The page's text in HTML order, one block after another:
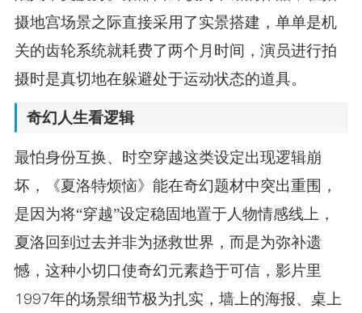
摄地宫场景之际直接采用了实景搭建，单单是机
关的齿轮系统就耗费了两个月时间，演员进行拍
摄时是真切地在躲避处于运动状态的道具。
奇幻人生看逻辑
最怕身份互换、时空穿越这类设定出现逻辑崩
坏，《夏洛特烦恼》能在奇幻题材中突出重围，
是因为将“穿越”设定稳固地置于人物情感线上，
夏洛回到过去并非为拯救世界，而是为弥补遗
憾，这种小切口使奇幻元素趋于可信，影片里
1997年的场景细节极为扎实，墙上的海报、桌上